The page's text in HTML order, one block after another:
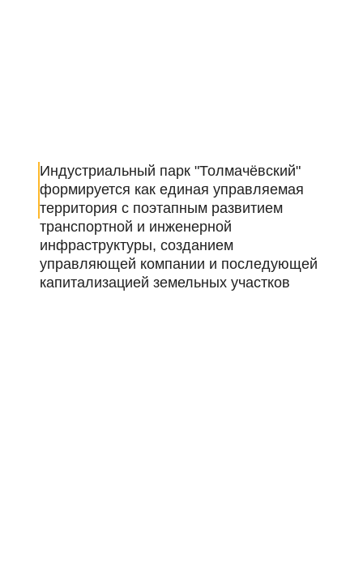
Индустриальный парк "Толмачёвский"
формируется как единая управляемая
территория с поэтапным развитием
транспортной и инженерной
инфраструктуры, созданием
управляющей компании и последующей
капитализацией земельных участков